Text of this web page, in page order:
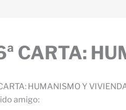
CARTA:
HUMANISMO Y
amigo: